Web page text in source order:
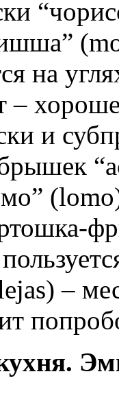
на
–
и
–